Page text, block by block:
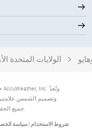
الولايات المتحدة
AccuWeather, Inc. جميع الحقوق محفوظة.
شروط الاستخدام |سياسة